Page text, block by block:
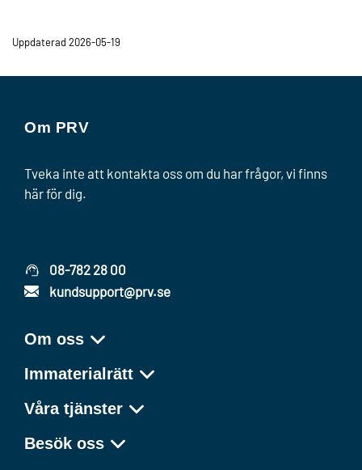
Uppdaterad 2026-05-19
Om PRV
Tveka inte att kontakta oss om du har frågor, vi finns
här för dig.
08-782 28 00
kundsupport@prv.se
Om oss
Immaterialrätt
Våra tjänster
Besök oss